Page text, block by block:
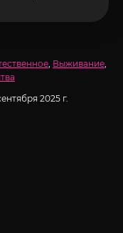
, Выживание,
2025 г.